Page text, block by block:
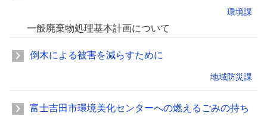
環境課
一般廃棄物処理基本計画について
倒木による被害を減らすために
地域防災課
富士吉田市環境美化センターへの燃えるごみの持ち